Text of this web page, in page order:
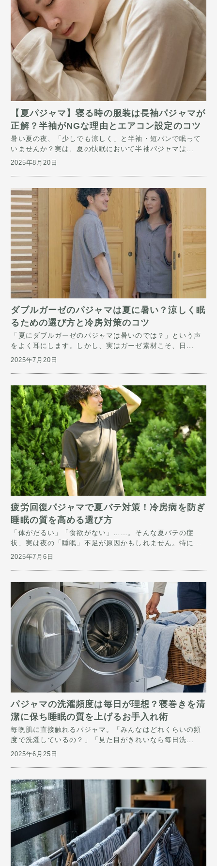
【夏パジャマ】寝る時の服装は長袖パジャマが
正解？半袖がNGな理由とエアコン設定のコツ
暑い夏の夜、「少しでも涼しく」と半袖・短パンで眠って
いませんか？実は、夏の快眠において半袖パジャマは...
2025年8月20日
ダブルガーゼのパジャマは夏に暑い？涼しく眠
るための選び方と冷房対策のコツ
「夏にダブルガーゼのパジャマは暑いのでは？」という声
をよく耳にします。しかし、実はガーゼ素材こそ、日...
2025年7月20日
​疲労回復パジャマで夏バテ対策！冷房病を防ぎ
睡眠の質を高める選び方
「体がだるい」「食欲がない」……。そんな夏バテの症
状、実は夜の「睡眠」不足が原因かもしれません。特に...
2025年7月6日
パジャマの洗濯頻度は毎日が理想？寝巻きを清
潔に保ち睡眠の質を上げるお手入れ術
毎晩肌に直接触れるパジャマ。「みんなはどれくらいの頻
度で洗濯しているの？」「見た目がきれいなら毎日洗...
2025年6月25日